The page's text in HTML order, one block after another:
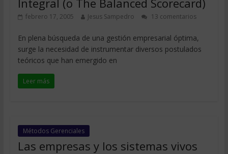
Integral (o The Balanced Scorecard)
febrero 17, 2005 Jesus Sampedro 13 comentarios
En plena búsqueda de una gestión empresarial óptima,
surge la necesidad de instrumentar diversos postulados
teóricos que han emergido en
Leer más
Métodos Gerenciales
Las empresas y los sistemas vivos